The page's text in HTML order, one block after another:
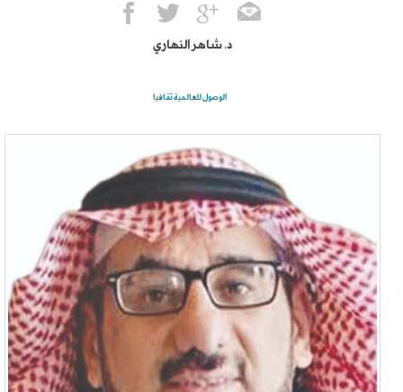
د. شاهر النهاري
الوصول للعالمية ثقافيا